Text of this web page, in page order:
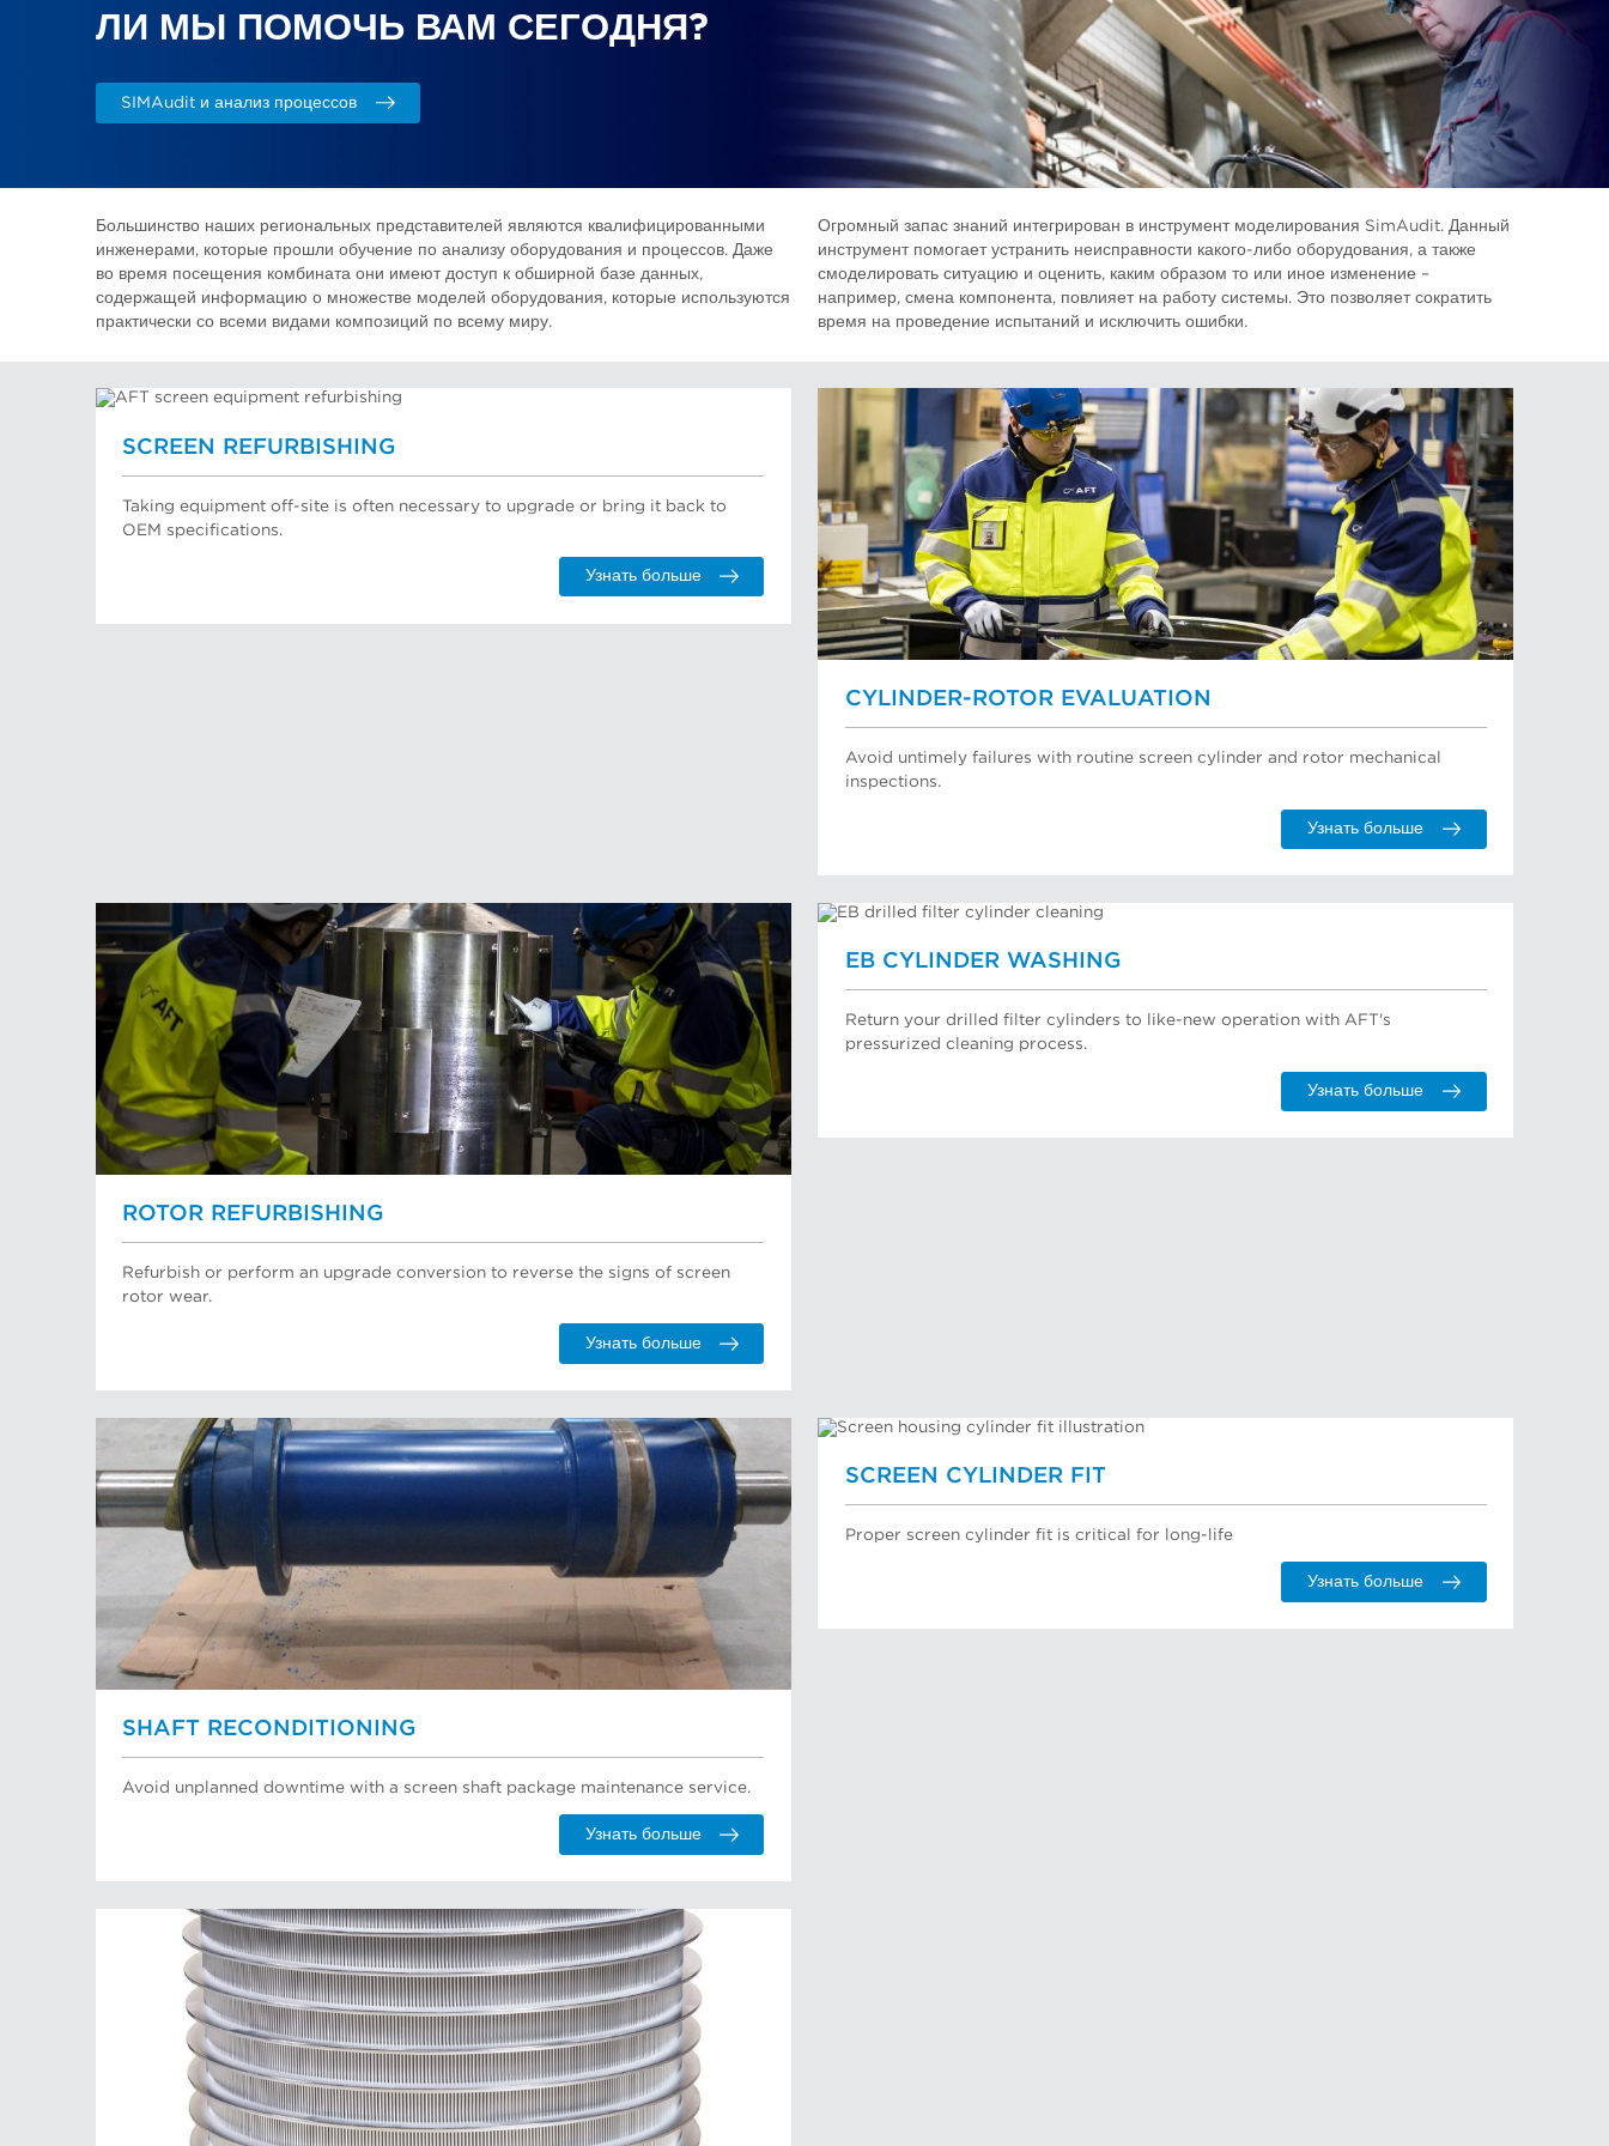
ЛИ МЫ ПОМОЧЬ ВАМ СЕГОДНЯ?
SIMAudit и анализ процессов
Большинство наших региональных представителей являются квалифицированными
инженерами, которые прошли обучение по анализу оборудования и процессов. Даже
во время посещения комбината они имеют доступ к обширной базе данных,
содержащей информацию о множестве моделей оборудования, которые используются
практически со всеми видами композиций по всему миру.
Огромный запас знаний интегрирован в инструмент моделирования SimAudit. Данный
инструмент помогает устранить неисправности какого-либо оборудования, а также
смоделировать ситуацию и оценить, каким образом то или иное изменение –
например, смена компонента, повлияет на работу системы. Это позволяет сократить
время на проведение испытаний и исключить ошибки.
SCREEN REFURBISHING
Taking equipment off-site is often necessary to upgrade or bring it back to
OEM specifications.
Узнать больше
CYLINDER-ROTOR EVALUATION
Avoid untimely failures with routine screen cylinder and rotor mechanical
inspections.
Узнать больше
ROTOR REFURBISHING
Refurbish or perform an upgrade conversion to reverse the signs of screen
rotor wear.
Узнать больше
EB CYLINDER WASHING
Return your drilled filter cylinders to like-new operation with AFT's
pressurized cleaning process.
Узнать больше
SHAFT RECONDITIONING
Avoid unplanned downtime with a screen shaft package maintenance service.
Узнать больше
SCREEN CYLINDER FIT
Proper screen cylinder fit is critical for long-life
Узнать больше